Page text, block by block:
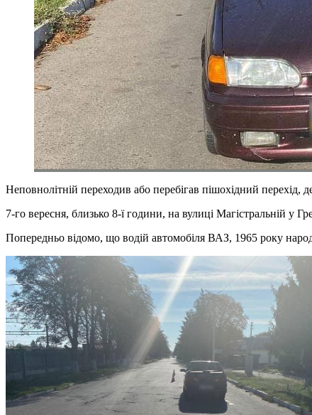
Неповнолітній переходив або перебігав пішохідний перехід,
7-го вересня, близько 8-ї години, на вулиці Магістральній у
Попередньо відомо, що водій автомобіля ВАЗ, 1965 року